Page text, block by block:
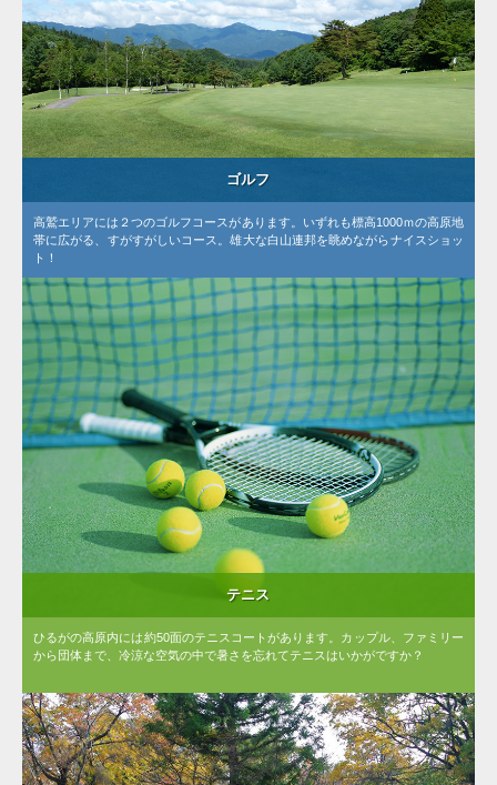
ゴルフ
高鷲エリアには２つのゴルフコースがあります。いずれも標高1000ｍの高原地
帯に広がる、すがすがしいコース。雄大な白山連邦を眺めながらナイスショッ
ト！
テニス
ひるがの高原内には約50面のテニスコートがあります。カップル、ファミリー
から団体まで、冷涼な空気の中で暑さを忘れてテニスはいかがですか？